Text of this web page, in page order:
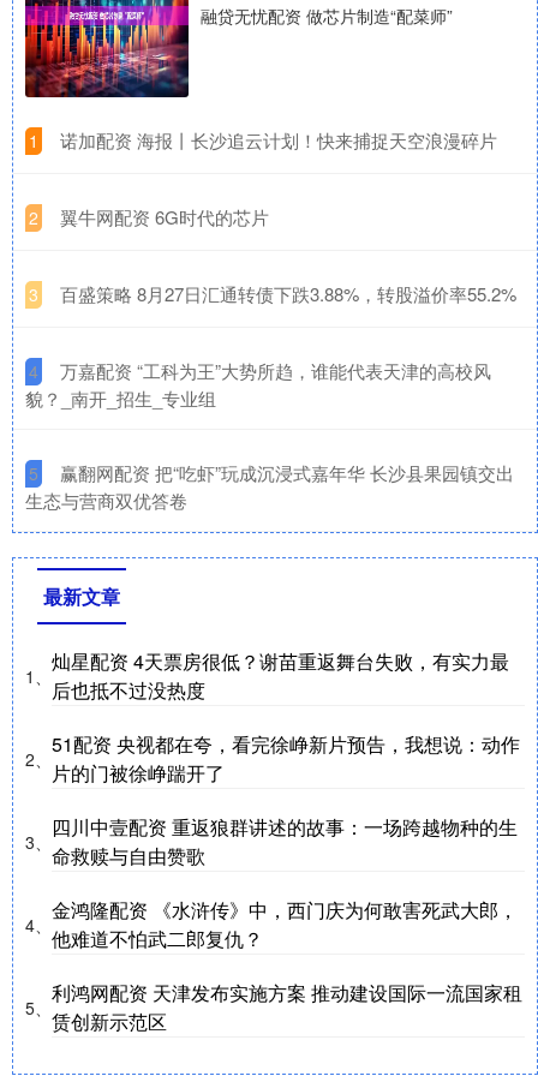
融贷无忧配资 做芯片制造“配菜师”
1 ​诺加配资 海报丨长沙追云计划！快来捕捉天空浪漫碎片
2 ​翼牛网配资 6G时代的芯片
3 ​百盛策略 8月27日汇通转债下跌3.88%，转股溢价率55.2%
4
​万嘉配资 “工科为王”大势所趋，谁能代表天津的高校风
貌？_南开_招生_专业组
5
​赢翻网配资 把“吃虾”玩成沉浸式嘉年华 长沙县果园镇交出
生态与营商双优答卷
最新文章
1、
灿星配资 4天票房很低？谢苗重返舞台失败，有实力最
后也抵不过没热度
2、
51配资 央视都在夸，看完徐峥新片预告，我想说：动作
片的门被徐峥踹开了
3、
四川中壹配资 重返狼群讲述的故事：一场跨越物种的生
命救赎与自由赞歌
4、
金鸿隆配资 《水浒传》中，西门庆为何敢害死武大郎，
他难道不怕武二郎复仇？
5、
利鸿网配资 天津发布实施方案 推动建设国际一流国家租
赁创新示范区